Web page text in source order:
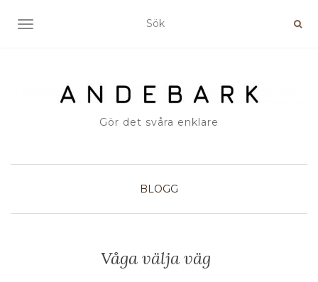
SLÅ PÅ/AV NAVIGERING
Gör det svåra enklare
BLOGG
Våga välja väg